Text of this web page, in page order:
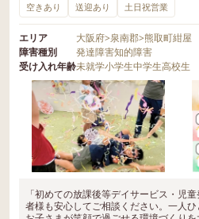
空きあり 送迎あり 土日祝営業
エリア 大阪府>泉南郡>熊取町紺屋
障害種別
発達障害知的障害
受け入れ年齢未就学小学生中学生高校生
「初めての放課後等デイサービス・児
者様も安心してご相談ください。一人ひ